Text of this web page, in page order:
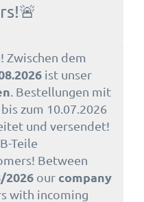
Zwischen dem
ist unser
. Bestellungen mit
zum 10.07.2026
und versendet!
Teile
Between
2026our company
with incoming